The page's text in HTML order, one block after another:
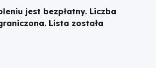
jest bezpłatny. Liczba
Lista została